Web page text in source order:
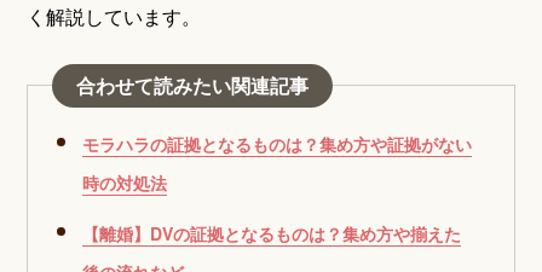
く解説しています。
合わせて読みたい関連記事
モラハラの証拠となるものは？集め方や証拠がない
時の対処法
【離婚】DVの証拠となるものは？集め方や揃えた